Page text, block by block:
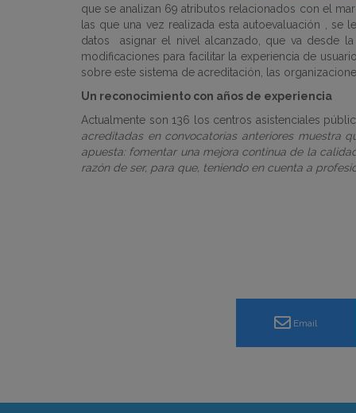
que se analizan 69 atributos relacionados con el
las que una vez realizada esta autoevaluación ,
datos
asignar el nivel alcanzado, que va desde
modificaciones para facilitar la experiencia de
sobre este sistema de acreditación, las
Un reconocimiento con años de experiencia
Actualmente son 136 los centros asistenciales
acreditadas en convocatorias anteriores muestra
apuesta: fomentar una mejora continua de la
razón de ser, para que, teniendo en cuenta a
Email